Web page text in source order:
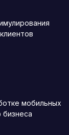
мобильных
бизнеса